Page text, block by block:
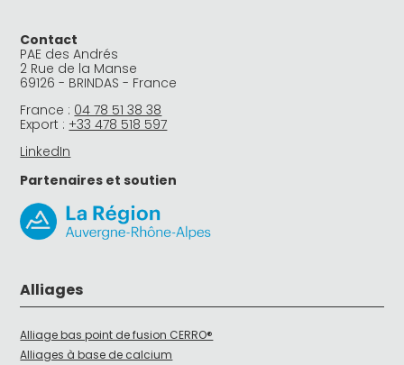
Contact
PAE des Andrés
2 Rue de la Manse
69126 - BRINDAS - France
France : 04 78 51 38 38
Export : +33 478 518 597
LinkedIn
Partenaires et soutien
Alliages
Alliage bas point de fusion CERRO®
Alliages à base de calcium